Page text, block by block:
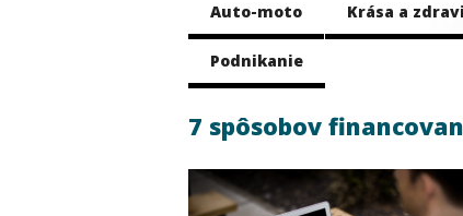
Auto-moto Krása a
Podnikanie
7 spôsobov